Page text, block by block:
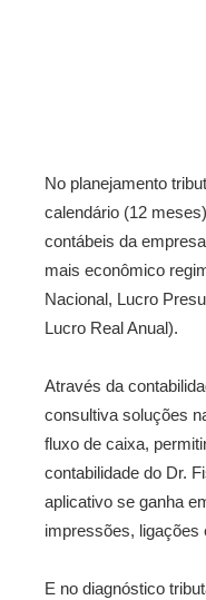
No planejamento
calendário (12
contábeis da
mais econômico
Nacional, Lucro
Lucro Real Anual).
Através da
consultiva soluções
fluxo de caixa,
contabilidade do Dr.
aplicativo se ganha
impressões, ligações
E no diagnóstico